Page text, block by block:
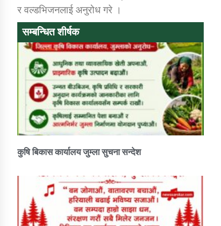
र वल्डभिजनलाई अनुरोध गरे ।
सम्बन्धित शीर्षक
कुषि बिकास कार्यालय जुम्ला सुचना सन्देश